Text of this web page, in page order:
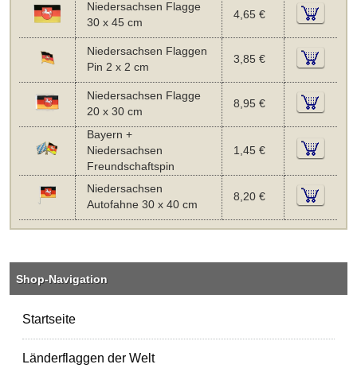
Niedersachsen Flagge
30 x 45 cm
4,65 €
Niedersachsen Flaggen
Pin 2 x 2 cm
3,85 €
Niedersachsen Flagge
20 x 30 cm
8,95 €
Bayern +
Niedersachsen
Freundschaftspin
1,45 €
Niedersachsen
Autofahne 30 x 40 cm
8,20 €
Shop-Navigation
Startseite
Länderflaggen der Welt